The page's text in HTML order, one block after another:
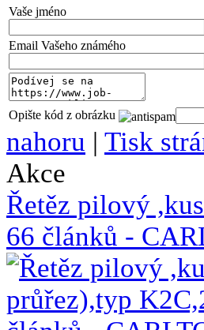
Vaše jméno
Email Vašeho známého
Opište kód z obrázku
nahoru | Tisk
Akce
Řetěz pilový
66 článků -